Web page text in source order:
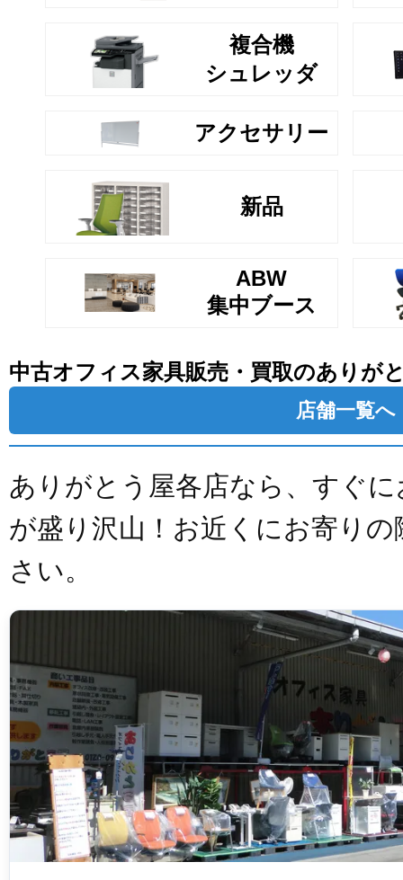
複合機
シュレッダ
アクセサリー
新品
ABW
集中ブース
中古オフィス家具販売・買取のありが
店舗一覧へ
ありがとう屋各店なら、すぐ
が盛り沢山！お近くにお寄り
さい。